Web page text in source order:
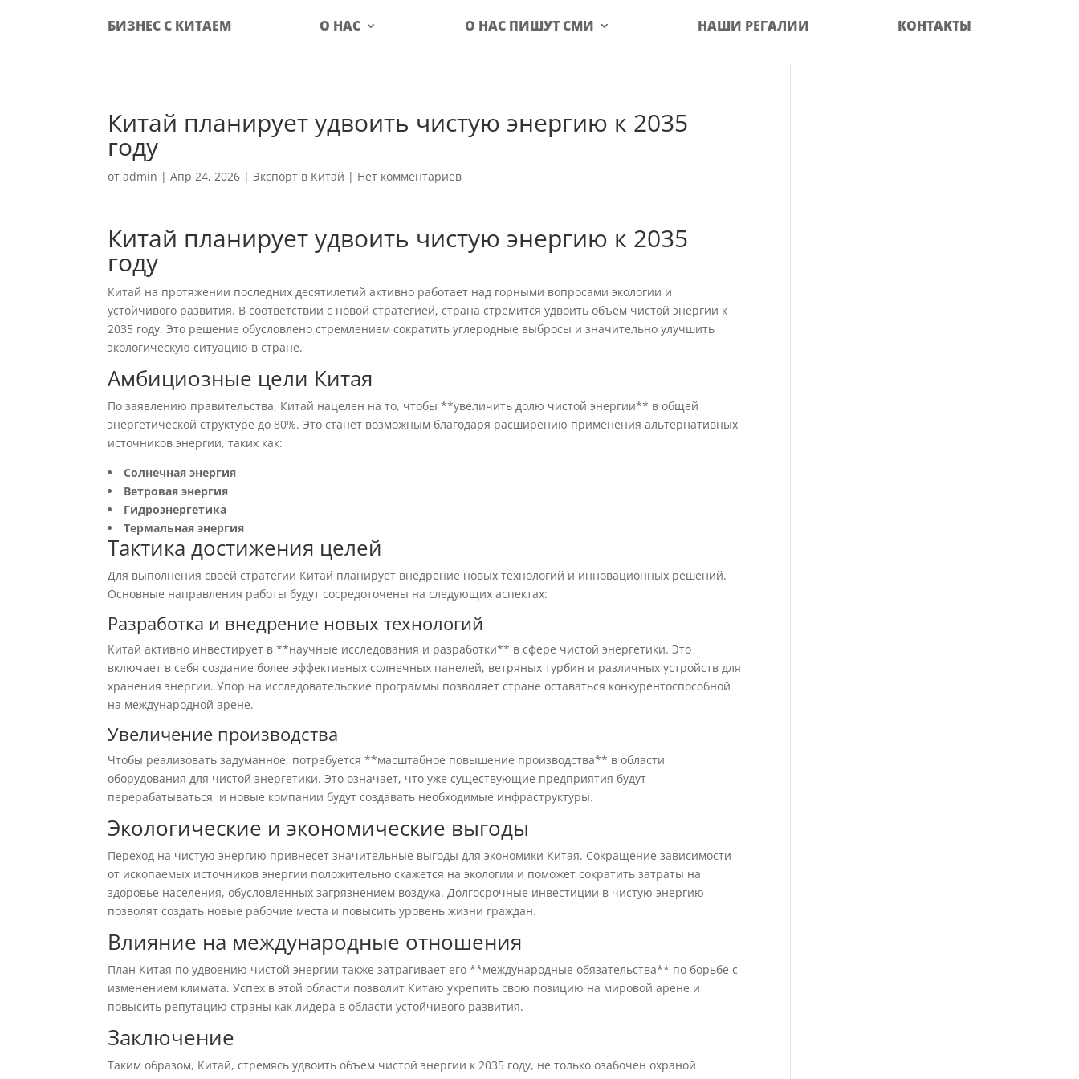
БИЗНЕС С КИТАЕМ О НАС О НАС ПИШУТ СМИ НАШИ РЕГАЛИИ КОНТАКТЫ
Китай планирует удвоить чистую энергию к 2035
году
отadmin |Апр 24, 2026 |Экспорт в Китай | Нет комментариев
Китай планирует удвоить чистую энергию к 2035
году
Китай на протяжении последних десятилетий активно работает над горными вопросами экологии и
устойчивого развития. В соответствии с новой стратегией, страна стремится удвоить объем чистой энергии к
2035 году. Это решение обусловлено стремлением сократить углеродные выбросы и значительно улучшить
экологическую ситуацию в стране.
Амбициозные цели Китая
По заявлению правительства, Китай нацелен на то, чтобы **увеличить долю чистой энергии** в общей
энергетической структуре до 80%. Это станет возможным благодаря расширению применения альтернативных
источников энергии, таких как:
Солнечная энергия
Ветровая энергия
Гидроэнергетика
Термальная энергия
Тактика достижения целей
Для выполнения своей стратегии Китай планирует внедрение новых технологий и инновационных решений.
Основные направления работы будут сосредоточены на следующих аспектах:
Разработка и внедрение новых технологий
Китай активно инвестирует в **научные исследования и разработки** в сфере чистой энергетики. Это
включает в себя создание более эффективных солнечных панелей, ветряных турбин и различных устройств для
хранения энергии. Упор на исследовательские программы позволяет стране оставаться конкурентоспособной
на международной арене.
Увеличение производства
Чтобы реализовать задуманное, потребуется **масштабное повышение производства** в области
оборудования для чистой энергетики. Это означает, что уже существующие предприятия будут
перерабатываться, и новые компании будут создавать необходимые инфраструктуры.
Экологические и экономические выгоды
Переход на чистую энергию привнесет значительные выгоды для экономики Китая. Сокращение зависимости
от ископаемых источников энергии положительно скажется на экологии и поможет сократить затраты на
здоровье населения, обусловленных загрязнением воздуха. Долгосрочные инвестиции в чистую энергию
позволят создать новые рабочие места и повысить уровень жизни граждан.
Влияние на международные отношения
План Китая по удвоению чистой энергии также затрагивает его **международные обязательства** по борьбе с
изменением климата. Успех в этой области позволит Китаю укрепить свою позицию на мировой арене и
повысить репутацию страны как лидера в области устойчивого развития.
Заключение
Таким образом, Китай, стремясь удвоить объем чистой энергии к 2035 году, не только озабочен охраной